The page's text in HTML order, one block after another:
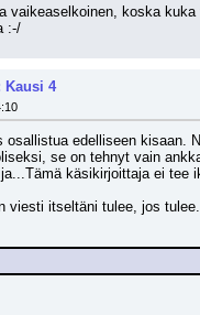
vaikeaselkoinen, koska
:-/
Kausi 4
osallistua edelliseen kisaan.
se on tehnyt vain
käsikirjoittaja ei
viesti itseltäni tulee, jos